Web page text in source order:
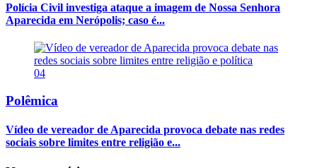
Polícia Civil investiga ataque a imagem de Nossa Senhora
Aparecida em Nerópolis; caso é...
04
Polêmica
Vídeo de vereador de Aparecida provoca debate nas redes
sociais sobre limites entre religião e...